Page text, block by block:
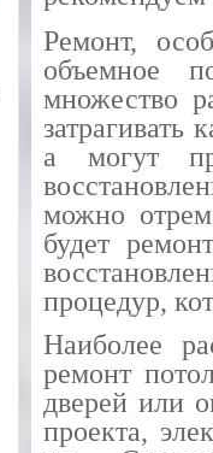
Ремонт,
объемное
множество
а могут
можно
будет
процедур,
Наиболее
ремонт
дверей или
проекта,